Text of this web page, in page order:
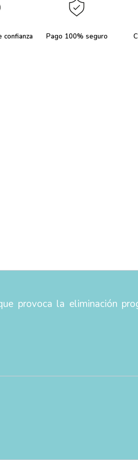
confianza Pago 100% seguro
provoca la eliminación